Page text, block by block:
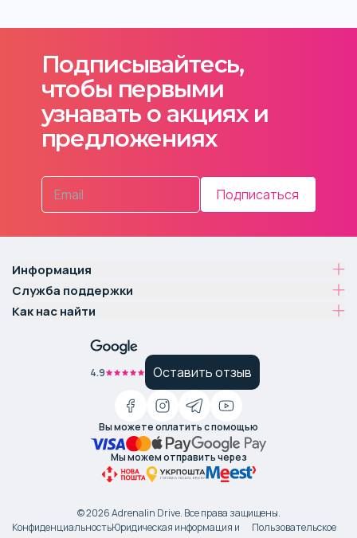
Подписывайтесь,
чтобы первыми
узнавать о акциях и
предложениях
Подписаться
Информация
Служба поддержки
Как нас найти
4.9 Оставить отзыв
Вы можете оплатить с помощью
Мы можем отправить через
©2026Adrenalin Drive. Все права защищены.
КонфиденциальностьЮридическая информация и
Пользовательское